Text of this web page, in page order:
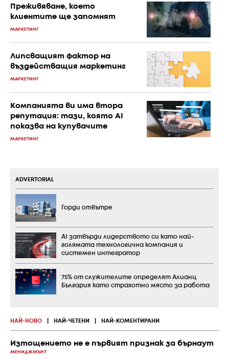
Преживяване, което
клиентите ще запомнят
МАРКЕТИНГ
Липсващият фактор на
въздействащия маркетинг
МАРКЕТИНГ
Компанията ви има втора
репутация: тази, която AI
показва на купувачите
МАРКЕТИНГ
НАЙ-НОВО НАЙ-ЧЕТЕНИ НАЙ-КОМЕНТИРАНИ
Изтощението не е първият признак за бърнаут
МЕНИДЖМЪНТ
ADVERTORIAL
Горди отвътре
А1 затвърди лидерството си като най-
голямата технологична компания и
системен интегратор
75% от служителите определят Алианц
България като страхотно място за работа